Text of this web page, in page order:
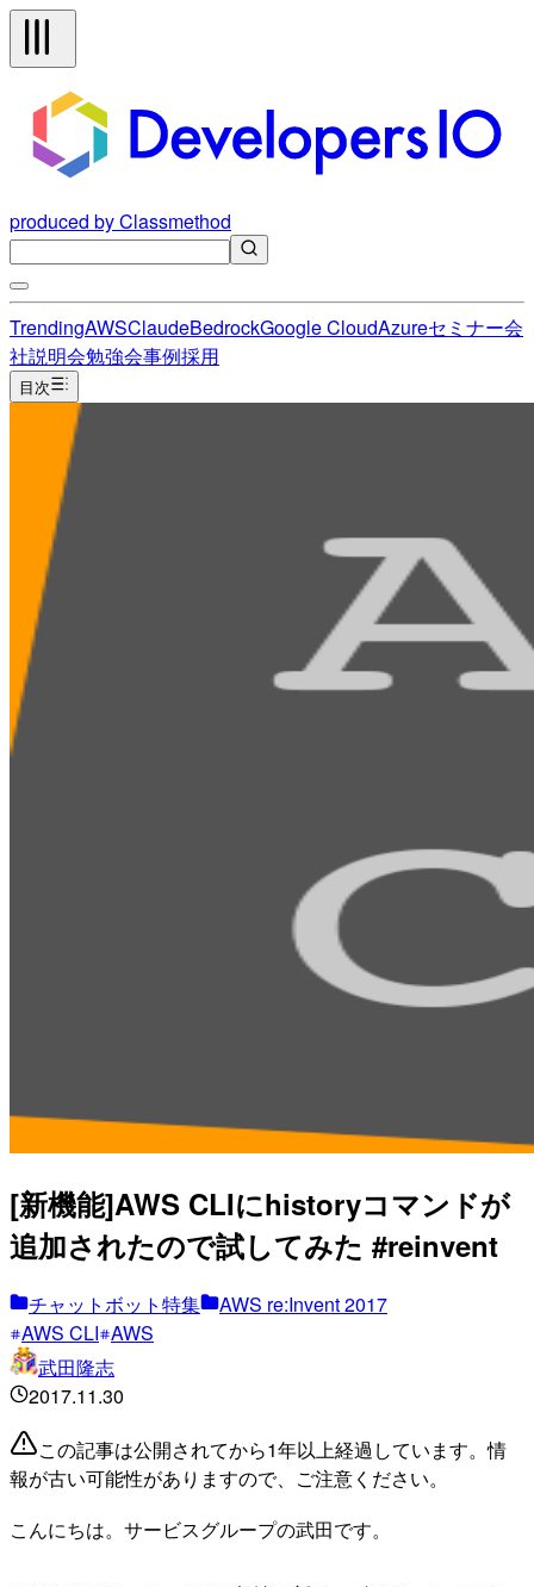
produced by Classmethod
TrendingAWSClaudeBedrockGoogle CloudAzureセミナー会
社説明会勉強会事例採用
目次
[新機能]AWS CLIにhistoryコマンドが
追加されたので試してみた #reinvent
チャットボット特集
AWS re:Invent 2017
AWS CLI AWS
武田隆志
2017.11.30
この記事は公開されてから1年以上経過しています。情
報が古い可能性がありますので、ご注意ください。
こんにちは。サービスグループの武田です。